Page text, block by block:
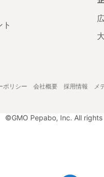
ポリシー 会社概要 採用情報 メ
©GMO Pepabo, Inc. All